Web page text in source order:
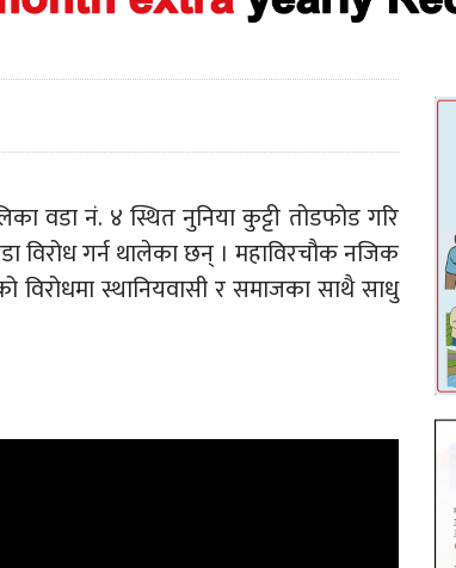
वडा नं. ४ स्थित नुनिया कुट्टी तोडफोड गरि
विरोध गर्न थालेका छन् । महाविरचौक नजिक
विरोधमा स्थानियवासी र समाजका साथै साधु